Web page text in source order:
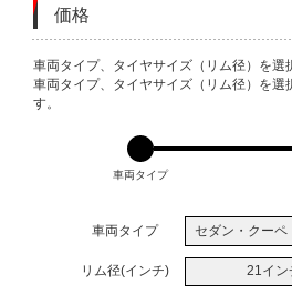
価格
VARIATIONS
車両タイプ、タイヤサイズ（リム径）を選
車両タイプ、タイヤサイズ（リム径）を選
す。
車両タイプ
車両タイプ セダン・クーペ
リム径(インチ) 21イン